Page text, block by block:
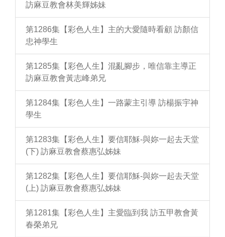
訪麻豆教會林美輝姊妹
第1286集【彩色人生】主的大愛隨時看顧 訪顏信
忠神學生
第1285集【彩色人生】混亂腳步，唯信靠主導正
訪麻豆教會黃志峰弟兄
第1284集【彩色人生】一路蒙主引導 訪楊振宇神
學生
第1283集【彩色人生】要信耶穌-與妳一起去天堂
(下) 訪麻豆教會蔡惠弘姊妹
第1282集【彩色人生】要信耶穌-與妳一起去天堂
(上) 訪麻豆教會蔡惠弘姊妹
第1281集【彩色人生】主愛臨到我 訪五甲教會黃
春榮弟兄